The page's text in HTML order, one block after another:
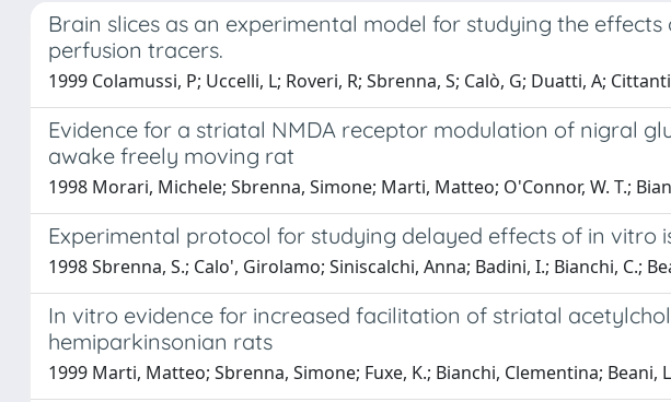
Brain slices as an experimental model for studying the
perfusion tracers.
1999 Colamussi, P; Uccelli, L; Roveri, R; Sbrenna, S; Calò, G; Duatti, A;
Evidence for a striatal NMDA receptor modulation of nigral
awake freely moving rat
1998 Morari, Michele; Sbrenna, Simone; Marti, Matteo; O'Connor, W. T.;
Experimental protocol for studying delayed effects of in
1998 Sbrenna, S.; Calo', Girolamo; Siniscalchi, Anna; Badini, I.; Bianchi, C.;
In vitro evidence for increased facilitation of striatal
hemiparkinsonian rats
1999 Marti, Matteo; Sbrenna, Simone; Fuxe, K.; Bianchi, Clementina;